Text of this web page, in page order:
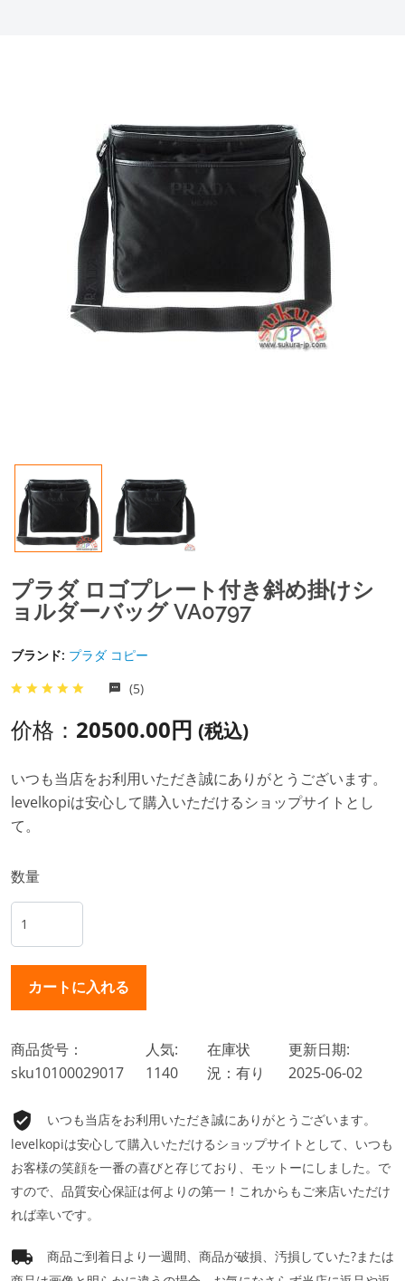
プラダ ロゴプレート付き斜め掛けシ
ョルダーバッグ VA0797
ブランド: プラダ コピー
(5)
价格： 20500.00円 (税込)
いつも当店をお利用いただき誠にありがとうございます。
levelkopiは安心して購入いただけるショップサイトとし
て。
数量
商品货号：
sku10100029017
人気:
1140
在庫状
況：有り
更新日期:
2025-06-02
いつも当店をお利用いただき誠にありがとうございます。
levelkopiは安心して購入いただけるショップサイトとして、いつも
お客様の笑顔を一番の喜びと存じており、モットーにしました。で
すので、品質安心保証は何よりの第一！これからもご来店いただけ
れば幸いです。
商品ご到着日より一週間、商品が破損、汚損していた?または